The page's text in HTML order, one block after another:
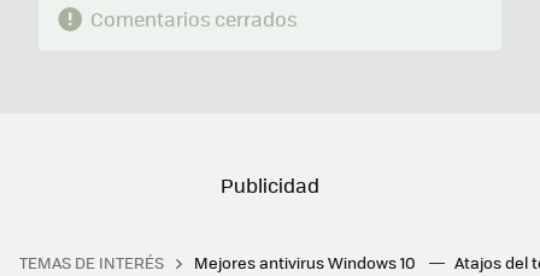
Comentarios cerrados
TEMAS DE INTERÉS Mejores antivirus Windows 10 Atajos del